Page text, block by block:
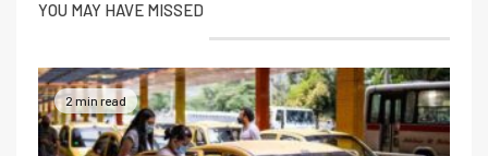
YOU MAY HAVE MISSED
2 min read